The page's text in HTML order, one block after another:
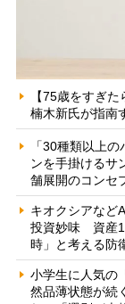
【75歳をすぎ
楠木新氏が指南
「30種類以上
ンを手掛ける
舗展開のコンセ
キオクシアなど
投資妙味 資産
時」と考える防
小学生に人気の
然品薄状態が続